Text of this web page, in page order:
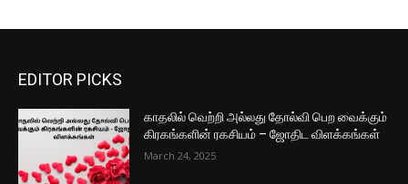
EDITOR PICKS
காதலில் வெற்றி அல்லது தோல்வி பெற வைக்கும்
கிரகங்களின் ரகசியம் – ஜோதிட விளக்கங்கள்
March 24, 2025